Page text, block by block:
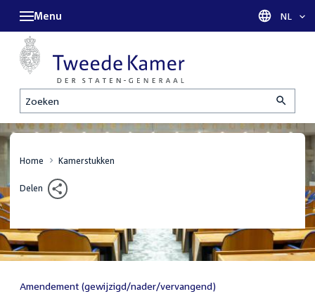
Zoeken
Menu Taal
NL
Home Kamerstukken
Delen
Amendement (gewijzigd/nader/vervangend)